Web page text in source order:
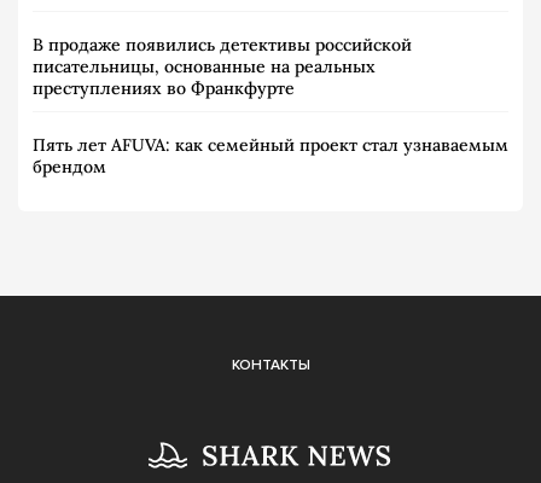
В продаже появились детективы российской
писательницы, основанные на реальных
преступлениях во Франкфурте
Пять лет AFUVA: как семейный проект стал узнаваемым
брендом
КОНТАКТЫ